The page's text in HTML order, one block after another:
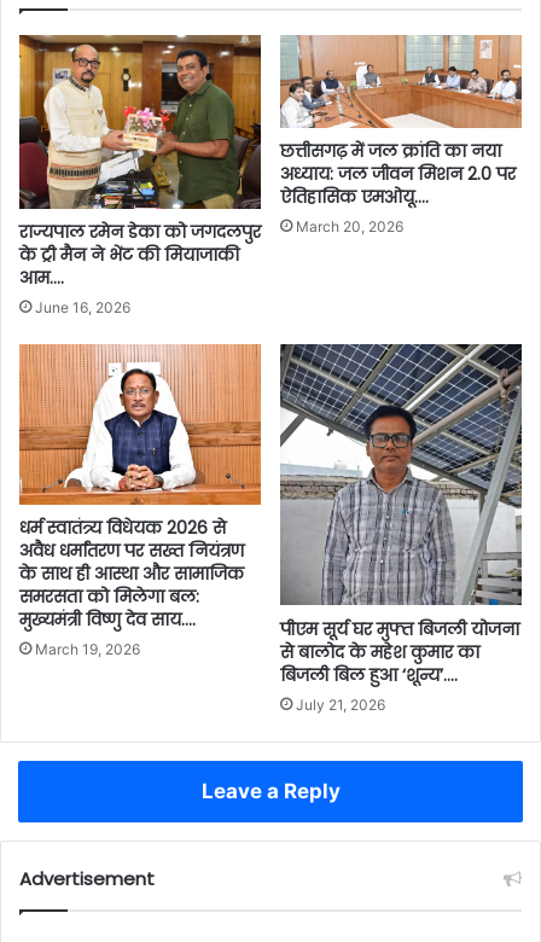
राज्यपाल रमेन डेका को जगदलपुर
के ट्री मैन ने भेंट की मियाजाकी
आम….
June 16, 2026
छत्तीसगढ़ में जल क्रांति का नया
अध्याय: जल जीवन मिशन 2.0 पर
ऐतिहासिक एमओयू….
March 20, 2026
धर्म स्वातंत्र्य विधेयक 2026 से
अवैध धर्मांतरण पर सख्त नियंत्रण
के साथ ही आस्था और सामाजिक
समरसता को मिलेगा बल:
मुख्यमंत्री विष्णु देव साय….
March 19, 2026
पीएम सूर्य घर मुफ्त बिजली योजना
से बालोद के महेश कुमार का
बिजली बिल हुआ ‘शून्य’….
July 21, 2026
Leave a Reply
Advertisement